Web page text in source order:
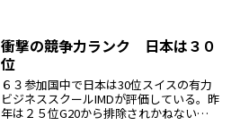
のだから、大騒ぎになっ...
衝撃の競争力ランク 日本は３０
位
６３参加国中で日本は30位スイスの有力
ビジネススクールIMDが評価している。昨
年は２５位G20から排除されかねない、